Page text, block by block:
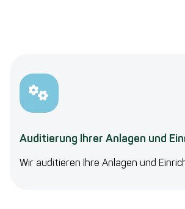
Auditierung Ihrer Anlagen und
Wir auditieren Ihre Anlagen und